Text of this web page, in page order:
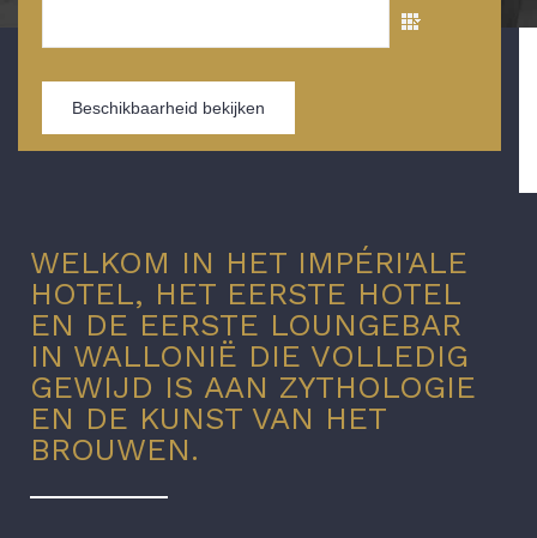
WELKOM IN HET IMPÉRI'ALE
HOTEL, HET EERSTE HOTEL
EN DE EERSTE LOUNGEBAR
IN WALLONIË DIE VOLLEDIG
GEWIJD IS AAN ZYTHOLOGIE
EN DE KUNST VAN HET
BROUWEN.